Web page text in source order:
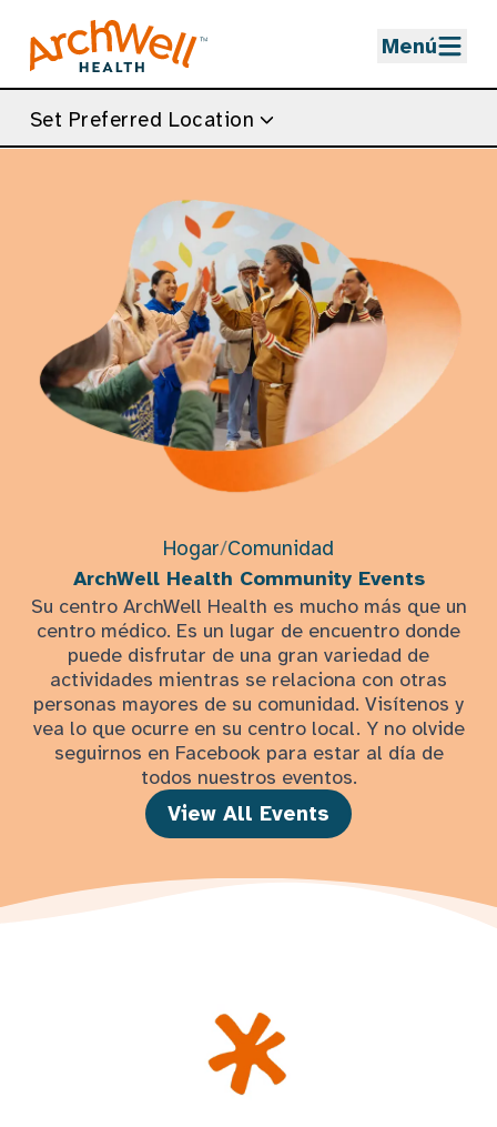
Menú
Set Preferred Location
Hogar/Comunidad
ArchWell Health Community Events
Su centro ArchWell Health es mucho más que un
centro médico. Es un lugar de encuentro donde
puede disfrutar de una gran variedad de
actividades mientras se relaciona con otras
personas mayores de su comunidad. Visítenos y
vea lo que ocurre en su centro local. Y no olvide
seguirnos en Facebook para estar al día de
todos nuestros eventos.
View All Events